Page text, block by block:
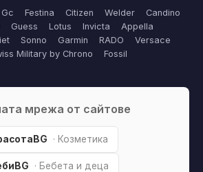
Gc Festina Citizen Welder
Candino
Guess Lotus Invicta
Appella
Sonno Garmin RADO
Versace
Military by Chrono Fossil
мрежа от сайтове
· Козметика
· Бебета и деца